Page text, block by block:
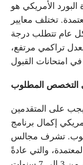
الأمريكي هو
تختلف معايير
عام تتطلب درجة
تراكمي مرتفع،
التخصص المطلوب
على المتقدمين
إكمال برنامج
تشرف مجالس
والتي عادةً